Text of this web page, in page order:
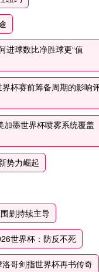
进球数比净胜球更“值
杯赛前筹备周期的影响
加墨世界杯喷雾系统覆盖
势力崛起
剿持续主导
世界杯：防反不死
洛哥剑指世界杯再书传奇